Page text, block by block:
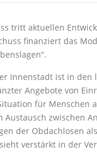
tritt aktuellen
finanziert das
Innenstadt ist in den
Angebote von
für Menschen
zwischen
der Obdachlosen
verstärkt in der